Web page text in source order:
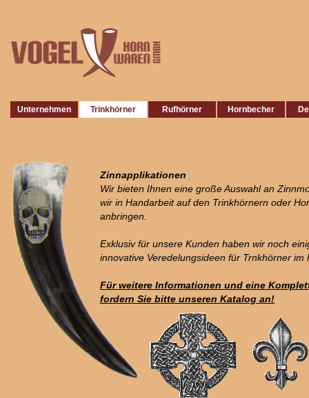
Unternehmen Trinkhörner Rufhörner Hornbecher
Zinnapplikationen
Wir bieten Ihnen eine große Auswahl an
wir in Handarbeit auf den Trinkhörnern oder
anbringen.
Exklusiv für unsere Kunden haben wir noch
innovative Veredelungsideen für Trnkhörner im
Für weitere Informationen und eine
fordern Sie bitte unseren Katalog an!